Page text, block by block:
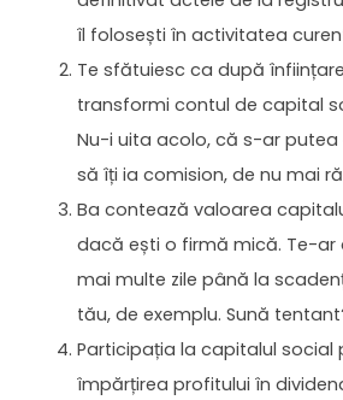
îl folosești în activitatea
Te sfătuiesc ca după
transformi contul de capital
Nu-i uita acolo, că s-ar putea
să îți ia comision, de nu mai
Ba contează valoarea
dacă ești o firmă mică. Te-ar
mai multe zile până la
tău, de exemplu. Sună
Participația la capitalul
împărțirea profitului în